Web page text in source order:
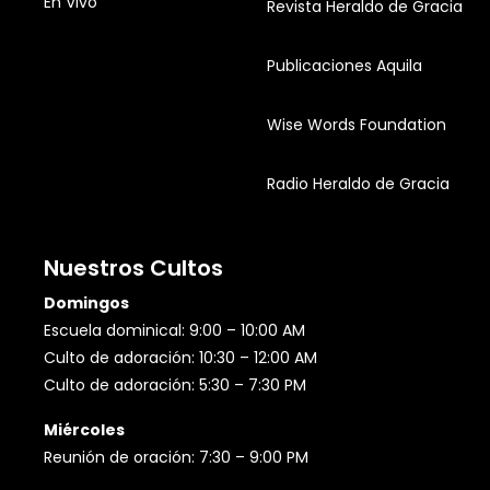
Revista Heraldo de Gracia
Publicaciones Aquila
Wise Words Foundation
Radio Heraldo de Gracia
Nuestros Cultos
Domingos
Escuela dominical: 9:00 – 10:00 AM
Culto de adoración: 10:30 – 12:00 AM
Culto de adoración: 5:30 – 7:30 PM
Miércoles
Reunión de oración: 7:30 – 9:00 PM